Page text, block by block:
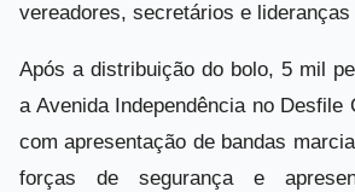
vereadores, secretários e
Após a distribuição do bolo, 5 mil
a Avenida Independência no Desfile
com apresentação de bandas
forças de segurança e